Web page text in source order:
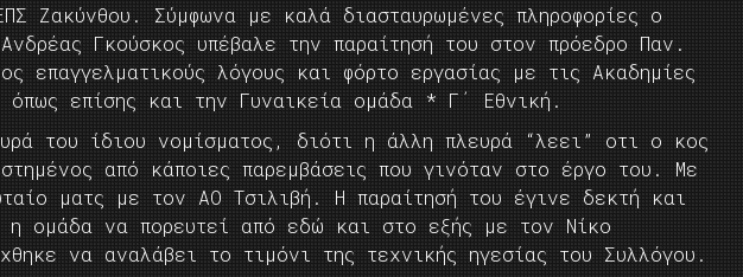
Ζακύνθου. Σύμφωνα με καλά διασταυρωμένες πληροφορίες ο
Γκούσκος υπέβαλε την παραίτησή του στον πρόεδρο Παν.
επαγγελματικούς λόγους και φόρτο εργασίας με τις Ακαδημίες
όπως επίσης και την Γυναικεία ομάδα * Γ΄ Εθνική.
του ίδιου νομίσματος, διότι η άλλη πλευρά “λεει” οτι ο κος
από κάποιες παρεμβάσεις που γινόταν στο έργο του. Με
ματς με τον ΑΟ Τσιλιβή. Η παραίτησή του έγινε δεκτή και
η ομάδα να πορευτεί από εδώ και στο εξής με τον Νίκο
να αναλάβει το τιμόνι της τεχνικής ηγεσίας του Συλλόγου.